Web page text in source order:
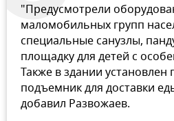
"Предусмотрели
маломобильных групп
специальные санузлы,
площадку для детей с
Также в здании
подъемник для доставки
добавил Развожаев.